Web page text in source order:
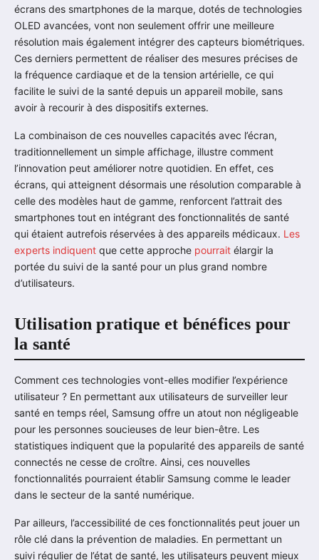
écrans des smartphones de la marque, dotés de technologies
OLED avancées, vont non seulement offrir une meilleure
résolution mais également intégrer des capteurs biométriques.
Ces derniers permettent de réaliser des mesures précises de
la fréquence cardiaque et de la tension artérielle, ce qui
facilite le suivi de la santé depuis un appareil mobile, sans
avoir à recourir à des dispositifs externes.
La combinaison de ces nouvelles capacités avec l’écran,
traditionnellement un simple affichage, illustre comment
l’innovation peut améliorer notre quotidien. En effet, ces
écrans, qui atteignent désormais une résolution comparable à
celle des modèles haut de gamme, renforcent l’attrait des
smartphones tout en intégrant des fonctionnalités de santé
qui étaient autrefois réservées à des appareils médicaux. Les
experts indiquent que cette approche pourrait élargir la
portée du suivi de la santé pour un plus grand nombre
d’utilisateurs.
Utilisation pratique et bénéfices pour
la santé
Comment ces technologies vont-elles modifier l’expérience
utilisateur ? En permettant aux utilisateurs de surveiller leur
santé en temps réel, Samsung offre un atout non négligeable
pour les personnes soucieuses de leur bien-être. Les
statistiques indiquent que la popularité des appareils de santé
connectés ne cesse de croître. Ainsi, ces nouvelles
fonctionnalités pourraient établir Samsung comme le leader
dans le secteur de la santé numérique.
Par ailleurs, l’accessibilité de ces fonctionnalités peut jouer un
rôle clé dans la prévention de maladies. En permettant un
suivi régulier de l’état de santé, les utilisateurs peuvent mieux